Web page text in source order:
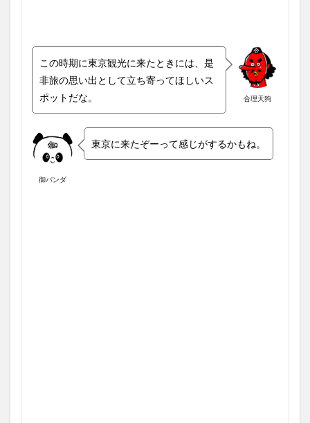
合理天狗
この時期に東京観光に来たときには、是
非旅の思い出として立ち寄ってほしいス
ポットだな。
御パンダ
東京に来たぞーって感じがするかもね。